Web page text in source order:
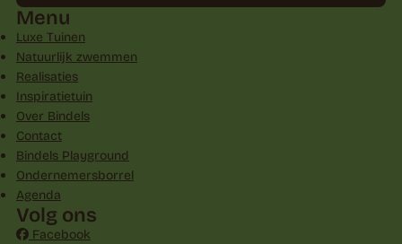
Menu
Luxe Tuinen
Natuurlijk zwemmen
Realisaties
Inspiratietuin
Over Bindels
Contact
Bindels Playground
Ondernemersborrel
Agenda
Volg ons
Facebook